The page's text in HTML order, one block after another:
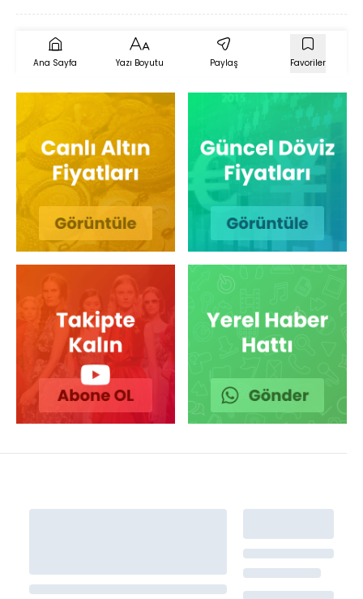
Ana Sayfa Yazı Boyutu Paylaş Favoriler